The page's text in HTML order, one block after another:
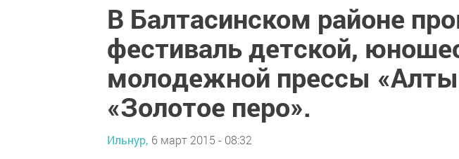
В Балтасинском районе
фестиваль детской,
молодежной прессы
«Золотое перо».
Ильнур, 6 март 2015 - 08:32